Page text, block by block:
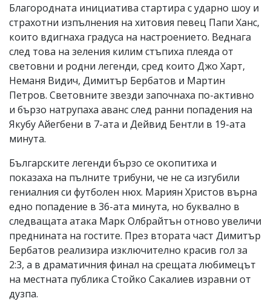
Благородната инициатива стартира с ударно шоу и
страхотни изпълнения на хитовия певец Папи Ханс,
които вдигнаха градуса на настроението. Веднага
след това на зеления килим стъпиха плеяда от
световни и родни легенди, сред които Джо Харт,
Неманя Видич, Димитър Бербатов и Мартин
Петров. Световните звезди започнаха по-активно
и бързо натрупаха аванс след ранни попадения на
Якубу Айегбени в 7-ата и Дейвид Бентли в 19-ата
минута.
Българските легенди бързо се окопитиха и
показаха на пълните трибуни, че не са изгубили
гениалния си футболен нюх. Мариян Христов върна
едно попадение в 36-ата минута, но буквално в
следващата атака Марк Олбрайтън отново увеличи
преднината на гостите. През втората част Димитър
Бербатов реализира изключително красив гол за
2:3, а в драматичния финал на срещата любимецът
на местната публика Стойко Сакалиев изравни от
дузпа.